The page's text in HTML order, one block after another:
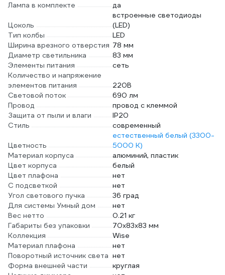
Лампа в комплекте
да
Цоколь
встроенные светодиоды
(LED)
Тип колбы
LED
Ширина врезного отверстия 78 мм
Диаметр светильника
83 мм
Элементы питания
сеть
Количество и напряжение
элементов питания
220В
Световой поток
690 лм
Провод
провод с клеммой
Защита от пыли и влаги
IP20
Стиль
современный
Цветность
естественный белый (3300-
5000 К)
Материал корпуса
алюминий, пластик
Цвет корпуса
белый
Цвет плафона
нет
С подсветкой
нет
Угол светового пучка
36 град
Для системы Умный дом
нет
Вес нетто
0.21 кг
Габариты без упаковки
70х83х83 мм
Коллекция
Wise
Материал плафона
нет
Поворотный источник света нет
Форма внешней части
круглая